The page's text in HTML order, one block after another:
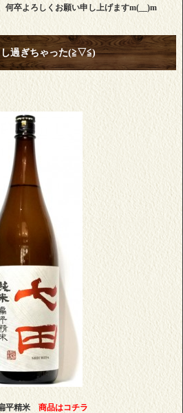
何卒よろしくお願い申し上げますm(__)m
過ぎちゃった(≧▽≦)
平精米 商品はコチラ